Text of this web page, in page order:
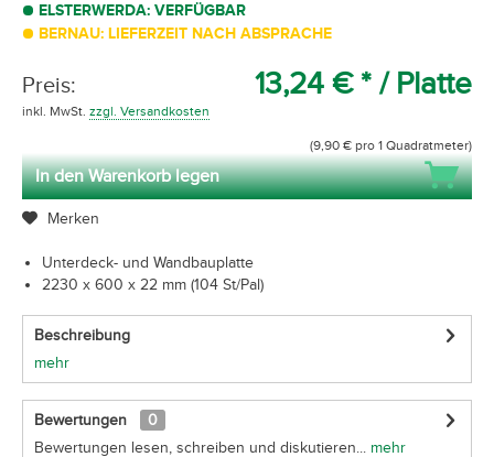
ELSTERWERDA: VERFÜGBAR
BERNAU: LIEFERZEIT NACH ABSPRACHE
Preis: 13,24 € * / Platte
inkl. MwSt. zzgl. Versandkosten
(9,90 € pro 1 Quadratmeter)
In den Warenkorb legen
Merken
Unterdeck- und Wandbauplatte
2230 x 600 x 22 mm (104 St/Pal)
Beschreibung
mehr
Bewertungen
0
Bewertungen lesen, schreiben und diskutieren... mehr